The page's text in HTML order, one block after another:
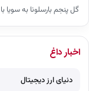
گل پنجم بارسلونا به سویا
اخبار داغ
دنیای ارز دیجیتال